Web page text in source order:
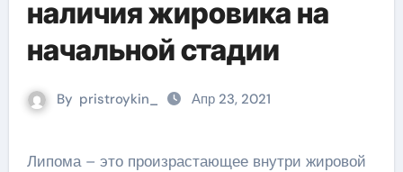
наличия жировика на
начальной стадии
By pristroykin_ Апр 23, 2021
Липома – это произрастающее внутри жировой